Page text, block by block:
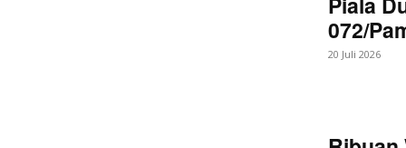
072/
20 Juli 2026